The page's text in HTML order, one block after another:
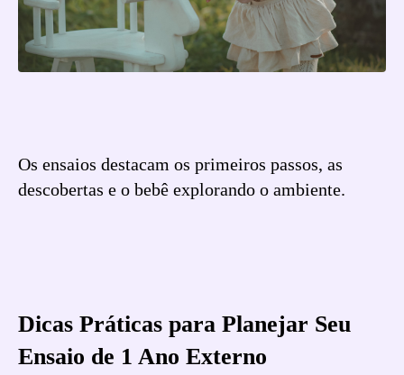
Os ensaios destacam os primeiros passos, as
descobertas e o bebê explorando o ambiente.
Dicas Práticas para Planejar Seu
Ensaio de 1 Ano Externo